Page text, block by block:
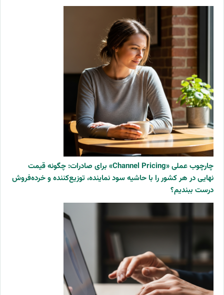
چارچوب عملی «Channel Pricing» برای صادرات: چگونه قیمت
نهایی در هر کشور را با حاشیه سود نماینده، توزیع‌کننده و خرده‌فروش
درست ببندیم؟